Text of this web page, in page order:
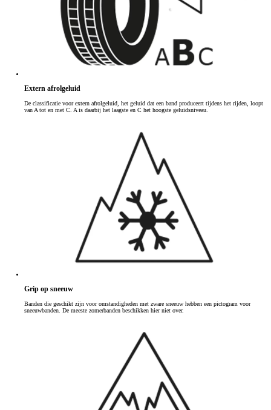
Extern afrolgeluid
De classificatie voor extern afrolgeluid, het geluid dat een band produceert tijdens het rijden, loopt
van A tot en met C. A is daarbij het laagste en C het hoogste geluidsniveau.
Grip op sneeuw
Banden die geschikt zijn voor omstandigheden met zware sneeuw hebben een pictogram voor
sneeuwbanden. De meeste zomerbanden beschikken hier niet over.